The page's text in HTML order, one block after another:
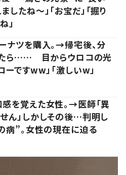
したね～」「お宝だ」「掘り
」
ナツを購入。→帰宅後、分
たら…… 目からウロコの光
ーですww」「激しいw」
を覚えた女性。→医師「異
ん」しかしその後…判明し
病”。女性の現在に迫る